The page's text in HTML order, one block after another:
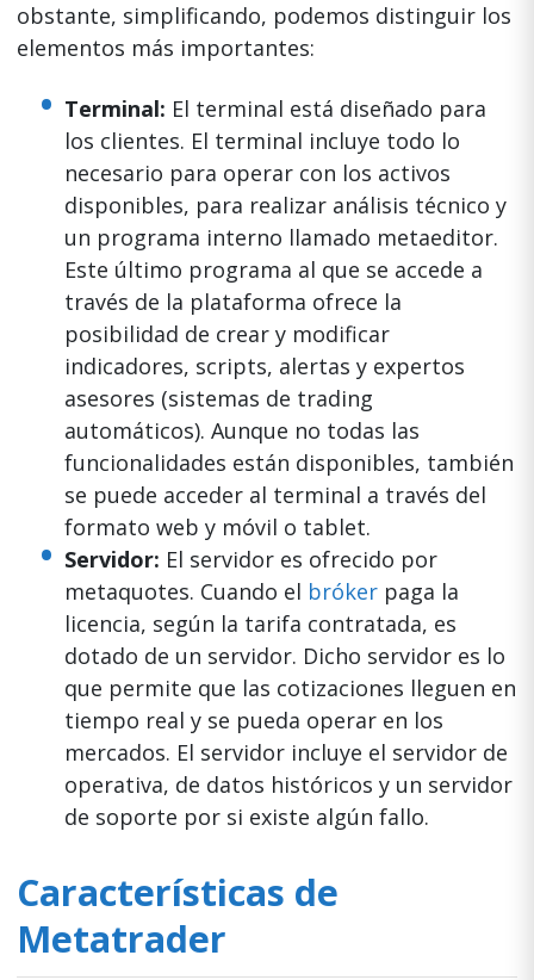
obstante, simplificando, podemos distinguir los
elementos más importantes:
Terminal: El terminal está diseñado para
los clientes. El terminal incluye todo lo
necesario para operar con los activos
disponibles, para realizar análisis técnico y
un programa interno llamado metaeditor.
Este último programa al que se accede a
través de la plataforma ofrece la
posibilidad de crear y modificar
indicadores, scripts, alertas y expertos
asesores (sistemas de trading
automáticos). Aunque no todas las
funcionalidades están disponibles, también
se puede acceder al terminal a través del
formato web y móvil o tablet.
Servidor: El servidor es ofrecido por
metaquotes. Cuando el brókerpaga la
licencia, según la tarifa contratada, es
dotado de un servidor. Dicho servidor es lo
que permite que las cotizaciones lleguen en
tiempo real y se pueda operar en los
mercados. El servidor incluye el servidor de
operativa, de datos históricos y un servidor
de soporte por si existe algún fallo.
Características de
Metatrader